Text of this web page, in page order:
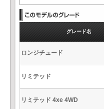
グレード名
ロンジチュード
リミテッド
リミテッド 4xe 4WD